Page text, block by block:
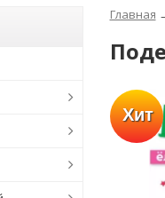
Главная
Хит